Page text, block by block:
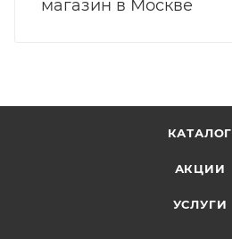
магазин в Москве
КАТАЛОГ
АКЦИИ
УСЛУГИ